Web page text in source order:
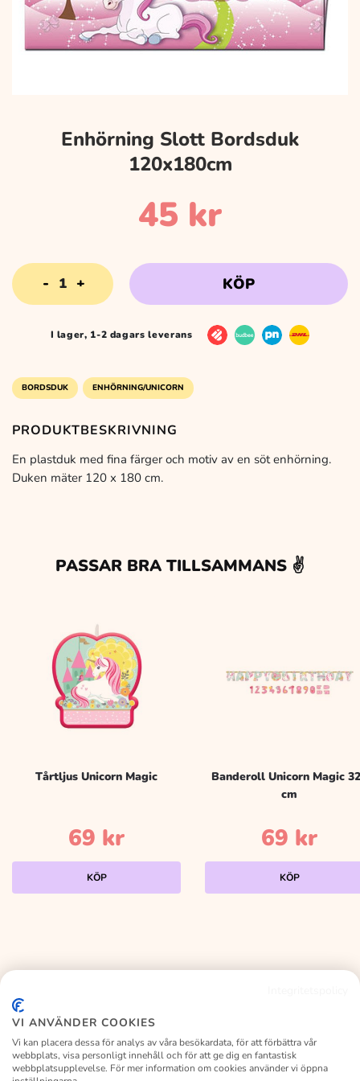
Enhörning Slott Bordsduk
120x180cm
45 kr
Slott
Bordsduk
120x180cm
KÖP
I lager, 1-2 dagars leverans
BORDSDUK ENHÖRNING/UNICORN
PRODUKTBESKRIVNING
En plastduk med fina färger och motiv av en söt enhörning.
Duken mäter 120 x 180 cm.
PASSAR BRA TILLSAMMANS ✌️
Tårtljus Unicorn Magic
69 kr
KÖP
Banderoll Unicorn Magic
cm
69 kr
KÖP
VI ANVÄNDER COOKIES
Vi kan placera dessa för analys av våra besökardata, för att förbättra vår
webbplats, visa personligt innehåll och för att ge dig en fantastisk
webbplatsupplevelse. För mer information om cookies använder vi öppna